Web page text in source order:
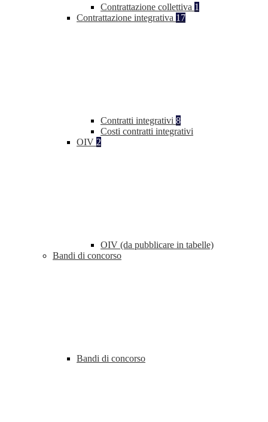
Contrattazione collettiva 1
Contrattazione integrativa 17
Contratti integrativi 8
Costi contratti integrativi
OIV 2
OIV (da pubblicare in tabelle)
Bandi di concorso
Bandi di concorso